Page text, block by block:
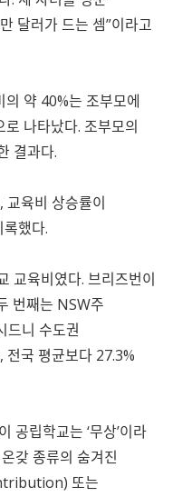
달러가 드는 셈”이라고
약 40%는 조부모에
나타났다. 조부모의
결과다.
교육비 상승률이
했다.
교육비였다. 브리즈번이
번째는 NSW주
드니 수도권
국 평균보다 27.3%
공립학교는 ‘무상’이라
갖 종류의 숨겨진
또는